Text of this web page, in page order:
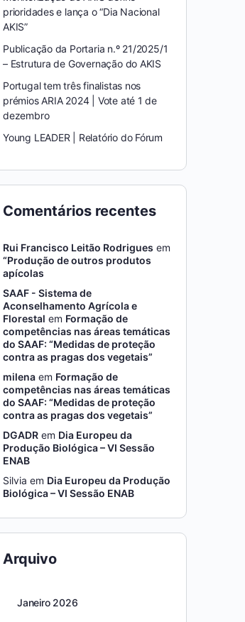
prioridades e lança o “Dia Nacional
AKIS”
Publicação da Portaria n.º 21/2025/1
– Estrutura de Governação do AKIS
Portugal tem três finalistas nos
prémios ARIA 2024 | Vote até 1 de
dezembro
Young LEADER | Relatório do Fórum
Comentários recentes
Rui Francisco Leitão Rodrigues em
“Produção de outros produtos
apícolas
SAAF - Sistema de
Aconselhamento Agrícola e
Florestal em Formação de
competências nas áreas temáticas
do SAAF: “Medidas de proteção
contra as pragas dos vegetais”
milena em Formação de
competências nas áreas temáticas
do SAAF: “Medidas de proteção
contra as pragas dos vegetais”
DGADR em Dia Europeu da
Produção Biológica – VI Sessão
ENAB
Silvia em Dia Europeu da Produção
Biológica – VI Sessão ENAB
Arquivo
Janeiro 2026